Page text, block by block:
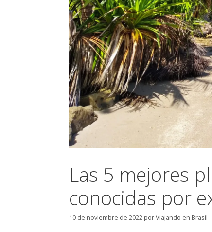
Las 5 mejores
conocidas por
10 de noviembre de 2022 porViajando en Brasil